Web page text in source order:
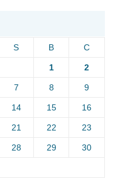
S B C
1 2
7 8 9
14 15 16
21 22 23
28 29 30